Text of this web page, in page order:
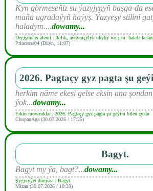
Kyn görmeseňiz su ýazyjynyň başga-da
maňa ugradaýyň haýyş. Ýazyeşy stilini
haladym....dowamy...
Degişmeler älemi | Ikilik, aýdymçylyk ukyby we ş.m. hakda
Princessa04 (Düýn, 11:07)
2026. Pagtaçy gyz pagta şu
herkim näme ekesi gelse eksin ana
ýok...dowamy...
Erkin mowzuklar| 2026. Pagtaçy gyz pagta şu geýim bilen çykar
ChopanAga (30.07.2026 / 17:25)
Bagyt.
Bagyt my ýa, bagt?...dowamy...
Şygyryýet dünýäsi | Bagyt.
Mizan (30.07.2026 / 10:39)